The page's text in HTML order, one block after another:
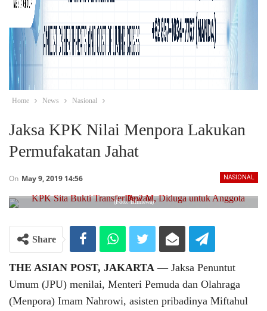
Home News Nasional
Jaksa KPK Nilai Menpora Lakukan
Permufakatan Jahat
NASIONAL
On May 9, 2019 14:56
(Foto: Istimewa)
Share
THE ASIAN POST, JAKARTA ― Jaksa Penuntut
Umum (JPU) menilai, Menteri Pemuda dan Olahraga
(Menpora) Imam Nahrowi, asisten pribadinya Miftahul